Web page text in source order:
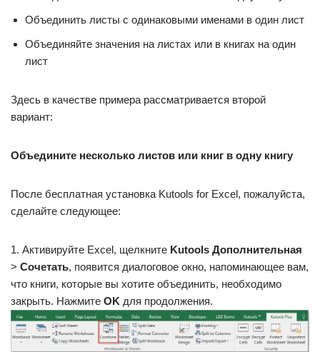
Объединить листы с одинаковыми именами в один лист
Объединяйте значения на листах или в книгах на один
лист
Здесь в качестве примера рассматривается второй
вариант:
Объедините несколько листов или книг в одну книгу
После бесплатная установка Kutools for Excel, пожалуйста,
сделайте следующее:
1. Активируйте Excel, щелкните Kutools Дополнительная
> Сочетать, появится диалоговое окно, напоминающее вам,
что книги, которые вы хотите объединить, необходимо
закрыть. Нажмите OK для продолжения.